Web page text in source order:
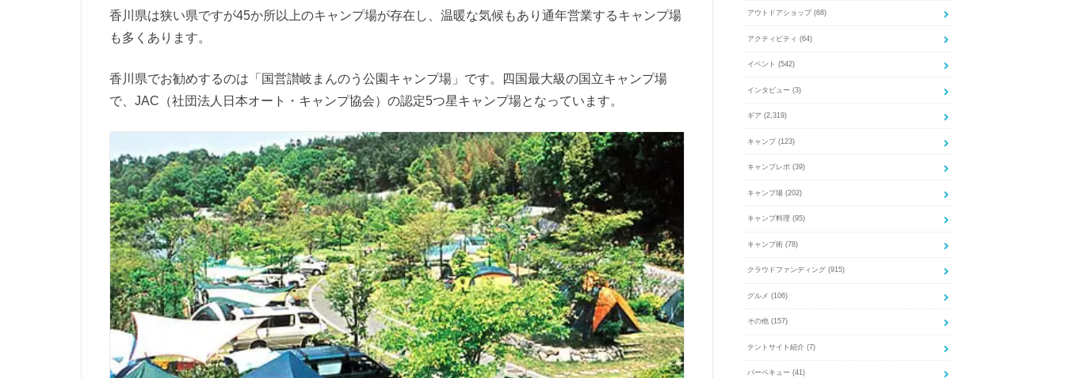
香川県は狭い県ですが45か所以上のキャンプ場が存在し、温暖な気候もあり通年営業するキャンプ場
も多くあります。
香川県でお勧めするのは「国営讃岐まんのう公園キャンプ場」です。四国最大級の国立キャンプ場
で、JAC（社団法人日本オート・キャンプ協会）の認定5つ星キャンプ場となっています。
アウトドアショップ (68)
アクティビティ (64)
イベント (542)
インタビュー (3)
ギア (2,319)
キャンプ (123)
キャンプレポ (39)
キャンプ場 (202)
キャンプ料理 (95)
キャンプ術 (78)
クラウドファンディング (915)
グルメ (106)
その他 (157)
テントサイト紹介 (7)
バーベキュー (41)